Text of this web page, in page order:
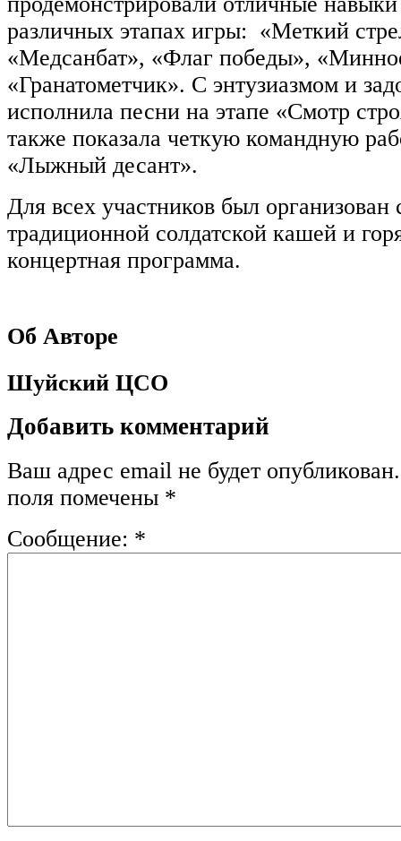
различных этапах игры: «Меткий
«Медсанбат», «Флаг победы»,
«Гранатометчик». С энтузиазмом и
исполнила песни на этапе «Смотр
также показала четкую командную
«Лыжный десант».
Для всех участников был
традиционной солдатской кашей и
концертная программа.
Об Авторе
Шуйский ЦСО
Добавить комментарий
Ваш адрес email не будет опубликован.
поля помечены *
Сообщение: *